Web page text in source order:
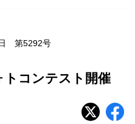
第5292号
トコンテスト開催